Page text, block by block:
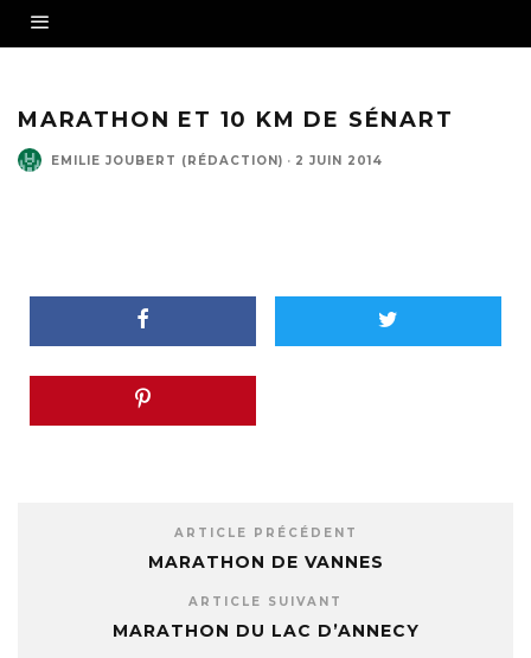
MARATHON ET 10 KM DE SÉNART
EMILIE JOUBERT (RÉDACTION) · 2 JUIN 2014
ARTICLE PRÉCÉDENT
MARATHON DE VANNES
ARTICLE SUIVANT
MARATHON DU LAC D’ANNECY